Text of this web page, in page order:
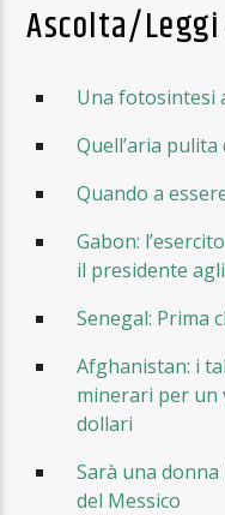
Ascolta/Leggi
Una fotosintesi
Quell’aria pulita
Quando a
Gabon:
il presidente
Senegal: Prima
Afghanistan: i
minerari per un
dollari
Sarà una
del Messico